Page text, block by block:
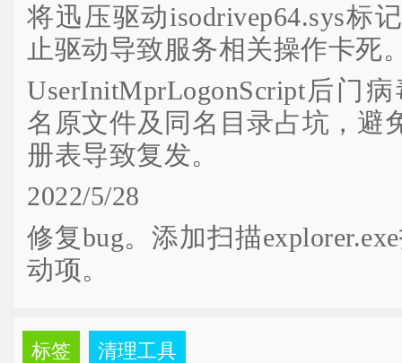
将迅压驱动isodrivep64.sys标
止驱动导致服务相关操作卡死
UserInitMprLogonScript后门
名原文件及同名目录占坑，避
册表导致复发。
2022/5/28
修复bug。添加扫描
动项。
标签 清理工具